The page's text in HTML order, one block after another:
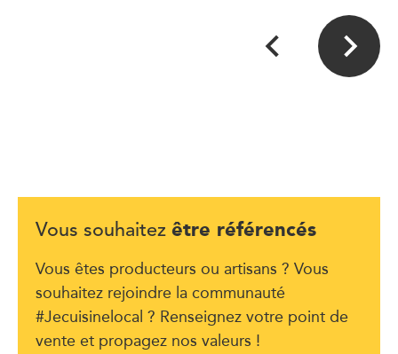
Vous souhaitez être référencés
Vous êtes producteurs ou artisans ? Vous
souhaitez rejoindre la communauté
#Jecuisinelocal ? Renseignez votre point de
vente et propagez nos valeurs !